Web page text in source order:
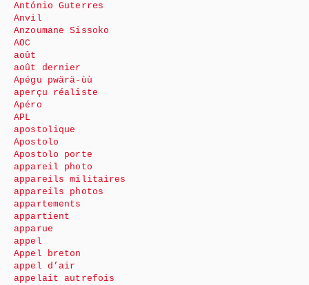
António Guterres
Anvil
Anzoumane Sissoko
AOC
août
août dernier
Apégu pwärä-ùù
aperçu réaliste
Apéro
APL
apostolique
Apostolo
Apostolo porte
appareil photo
appareils militaires
appareils photos
appartements
appartient
apparue
appel
Appel breton
appel d’air
appelait autrefois